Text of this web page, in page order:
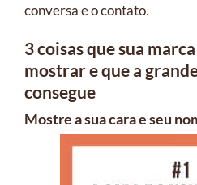
conversa e o contato.
3 coisas que sua
mostrar e que a
consegue
Mostre a sua cara e seu